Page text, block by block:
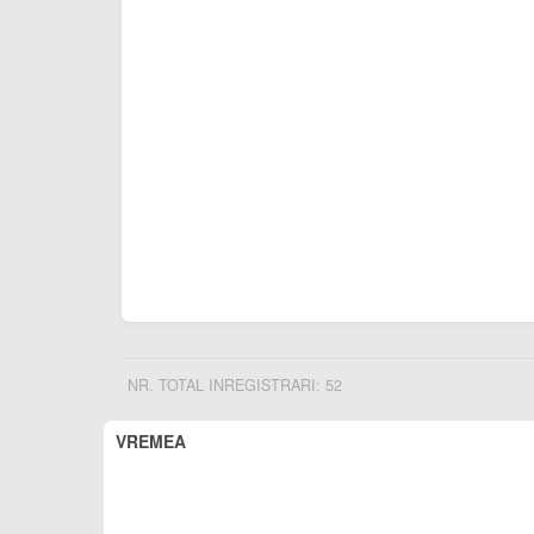
NR. TOTAL INREGISTRARI: 52
VREMEA